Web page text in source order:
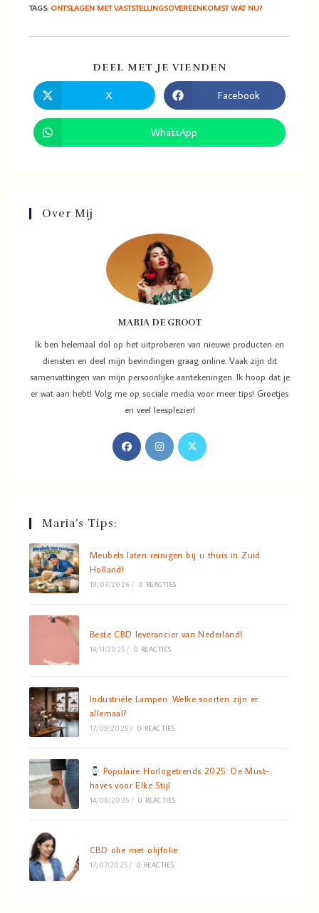
TAGS: ONTSLAGEN MET VASTSTELLINGSOVEREENKOMST WAT NU?
DEEL MET JE VIENDEN
X Facebook
WhatsApp
Over Mij
MARIA DE GROOT
Ik ben helemaal dol op het uitproberen van nieuwe producten en
diensten en deel mijn bevindingen graag online. Vaak zijn dit
samenvattingen van mijn persoonlijke aantekeningen. Ik hoop dat je
er wat aan hebt! Volg me op sociale media voor meer tips! Groetjes
en veel leesplezier!
Maria’s Tips:
Meubels laten reinigen bij u thuis in Zuid
Holland!
19/03/2026 / 0 REACTIES
Beste CBD leverancier van Nederland!
14/11/2025 / 0 REACTIES
Industriële Lampen: Welke soorten zijn er
allemaal?
17/09/2025 / 0 REACTIES
Populaire Horlogetrends 2025: De Must-
haves voor Elke Stijl
14/08/2025 / 0 REACTIES
CBD olie met olijfolie
17/07/2025 / 0 REACTIES